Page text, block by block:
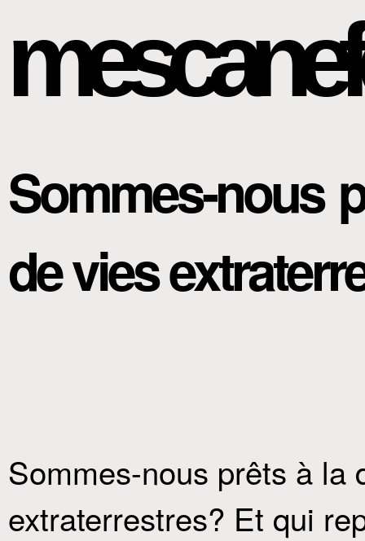
Sommes-nous
de vies
Sommes-nous prêts à la
extraterrestres? Et qui